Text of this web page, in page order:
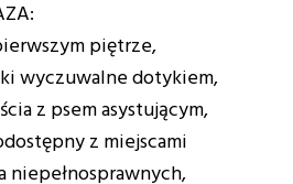
piętrze,
wyczuwalne dotykiem,
z psem asystującym,
z miejscami
niepełnosprawnych,